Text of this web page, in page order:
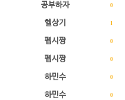
공부하자 0
헬상기 1
펩시짱 0
펩시짱 0
하민수 0
하민수 0